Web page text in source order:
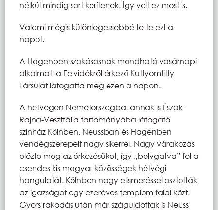
nélkül mindig sort kerítenek. Így volt ez most is.
Valami mégis különlegessebbé tette ezt a
napot.
A Hagenben szokásosnak mondható vasárnapi
alkalmat a Felvidékről érkező Kuttyomfitty
Társulat látogatta meg ezen a napon.
A hétvégén Németországba, annak is Észak-
Rajna-Vesztfália tartományába látogató
színház Kölnben, Neussban és Hagenben
vendégszerepelt nagy sikerrel. Nagy várakozás
előzte meg az érkezésüket, így „bolygatva” fel a
csendes kis magyar közösségek hétvégi
hangulatát. Kölnben nagy elismeréssel osztották
az igazságot egy ezeréves templom falai közt.
Gyors rakodás után már száguldottak is Neuss